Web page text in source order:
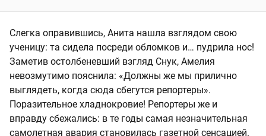
Слегка оправившись, Анита нашла взглядом свою
ученицу: та сидела посреди обломков и… пудрила нос!
Заметив остолбеневший взгляд Снук, Амелия
невозмутимо пояснила: «Должны же мы прилично
выглядеть, когда сюда сбегутся репортеры».
Поразительное хладнокровие! Репортеры же и
вправду сбежались: в те годы самая незначительная
самолетная авария становилась газетной сенсацией.